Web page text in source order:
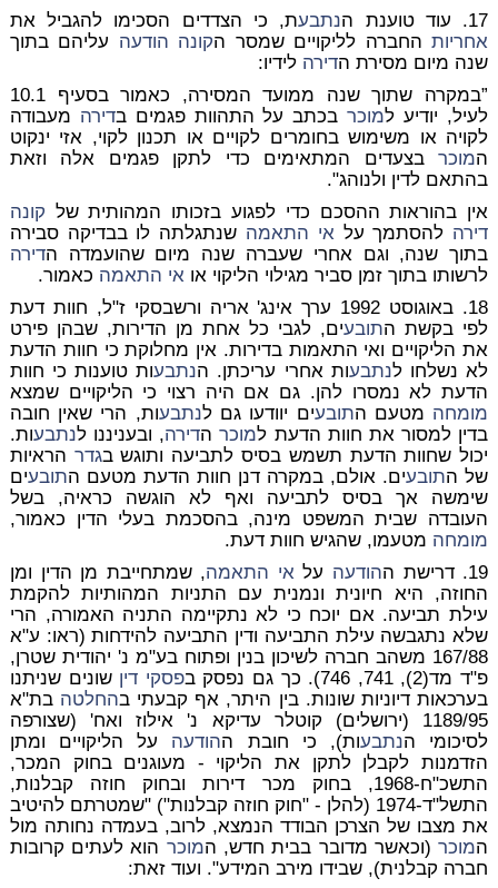
17. עוד טוענת ה
נתבעת, כי הצדדים הסכימו להגביל את
אחריותהחברה לליקויים שמסר הקונה הודעה עליהם בתוך
שנה מיום מסירת הדירה לידיו:
”במקרה שתוך שנה ממועד המסירה, כאמור בסעיף 10.1
לעיל, יודיע למוכרבכתב על התהוות פגמים בדירה מעבודה
לקויה או משימוש בחומרים לקויים או תכנון לקוי, אזי ינקוט
המוכרבצעדים המתאימים כדי לתקן פגמים אלה וזאת
בהתאם לדין ולנוהג".
אין בהוראות ההסכם כדי לפגוע בזכותו המהותית של קונה
דירה להסתמך על אי התאמה שנתגלתה לו בבדיקה סבירה
בתוך שנה, וגם אחרי שעברה שנה מיום שהועמדה הדירה
לרשותו בתוך זמן סביר מגילוי הליקוי או אי התאמה כאמור.
18. באוגוסט 1992 ערך אינג' אריה ורשבסקי ז"ל, חוות דעת
לפי בקשת התובעים, לגבי כל אחת מן הדירות, שבהן פירט
את הליקויים ואי התאמות בדירות. אין מחלוקת כי חוות הדעת
לא נשלחו לנתבעות אחרי עריכתן. הנתבעות טוענות כי חוות
הדעת לא נמסרו להן. גם אם היה רצוי כי הליקויים שמצא
מומחה מטעם התובעים יוודעו גם לנתבעות, הרי שאין חובה
בדין למסור את חוות הדעת למוכרהדירה, ובעניננו לנתבעות.
יכול שחוות הדעת תשמש בסיס לתביעה ותוגש בגדר הראיות
של התובעים. אולם, במקרה דנן חוות הדעת מטעם התובעים
שימשה אך בסיס לתביעה ואף לא הוגשה כראיה, בשל
העובדה שבית המשפט מינה, בהסכמת בעלי הדין כאמור,
מומחה מטעמו, שהגיש חוות דעת.
19. דרישת ה
הודעה על אי התאמה, שמתחייבת מן הדין ומן
החוזה, היא חיונית ונמנית עם התניות המהותיות להקמת
עילת תביעה. אם יוכח כי לא נתקיימה התניה האמורה, הרי
שלא נתגבשה עילת התביעה ודין התביעה להידחות (ראו: ע"א
167/88 משהב חברה לשיכון בנין ופתוח בע"מ נ' יהודית שטרן,
פ"ד מד(2), 741, 746). כך גם נפסק ב
פסקי דין שונים שניתנו
בערכאות דיוניות שונות. בין היתר, אף קבעתי בהחלטה בת"א
1189/95 (ירושלים) קוטלר עדיקא נ' אילוז ואח' (שצורפה
לסיכומי הנתבעות), כי חובת ההודעה על הליקויים ומתן
הזדמנות לקבלן לתקן את הליקוי - מעוגנים בחוק המכר,
התשכ"ח-1968, בחוק מכר דירות ובחוק חוזה קבלנות,
התשל"ד-1974 (להלן - "חוק חוזה קבלנות") "שמטרתם להיטיב
את מצבו של הצרכן הבודד הנמצא, לרוב, בעמדה נחותה מול
המוכר(וכאשר מדובר בבית חדש, המוכר הוא לעתים קרובות
חברה קבלנית), שבידו מירב המידע". ועוד זאת: